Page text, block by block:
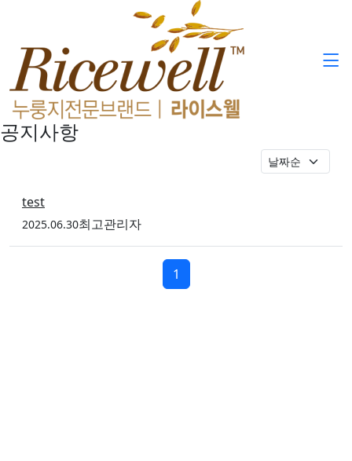
공지사항
test
2025.06.30등록
최고관리자
1